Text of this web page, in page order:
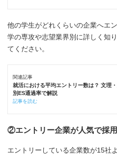
他の学生がどれくらいの企業へエ
学の専攻や志望業界別に詳しく知
てください。
関連記事
就活における平均エントリー数は？ 文理
別ES通過率で解説
記事を読む
②エントリー企業が人気で採
エントリーしている企業数が15社